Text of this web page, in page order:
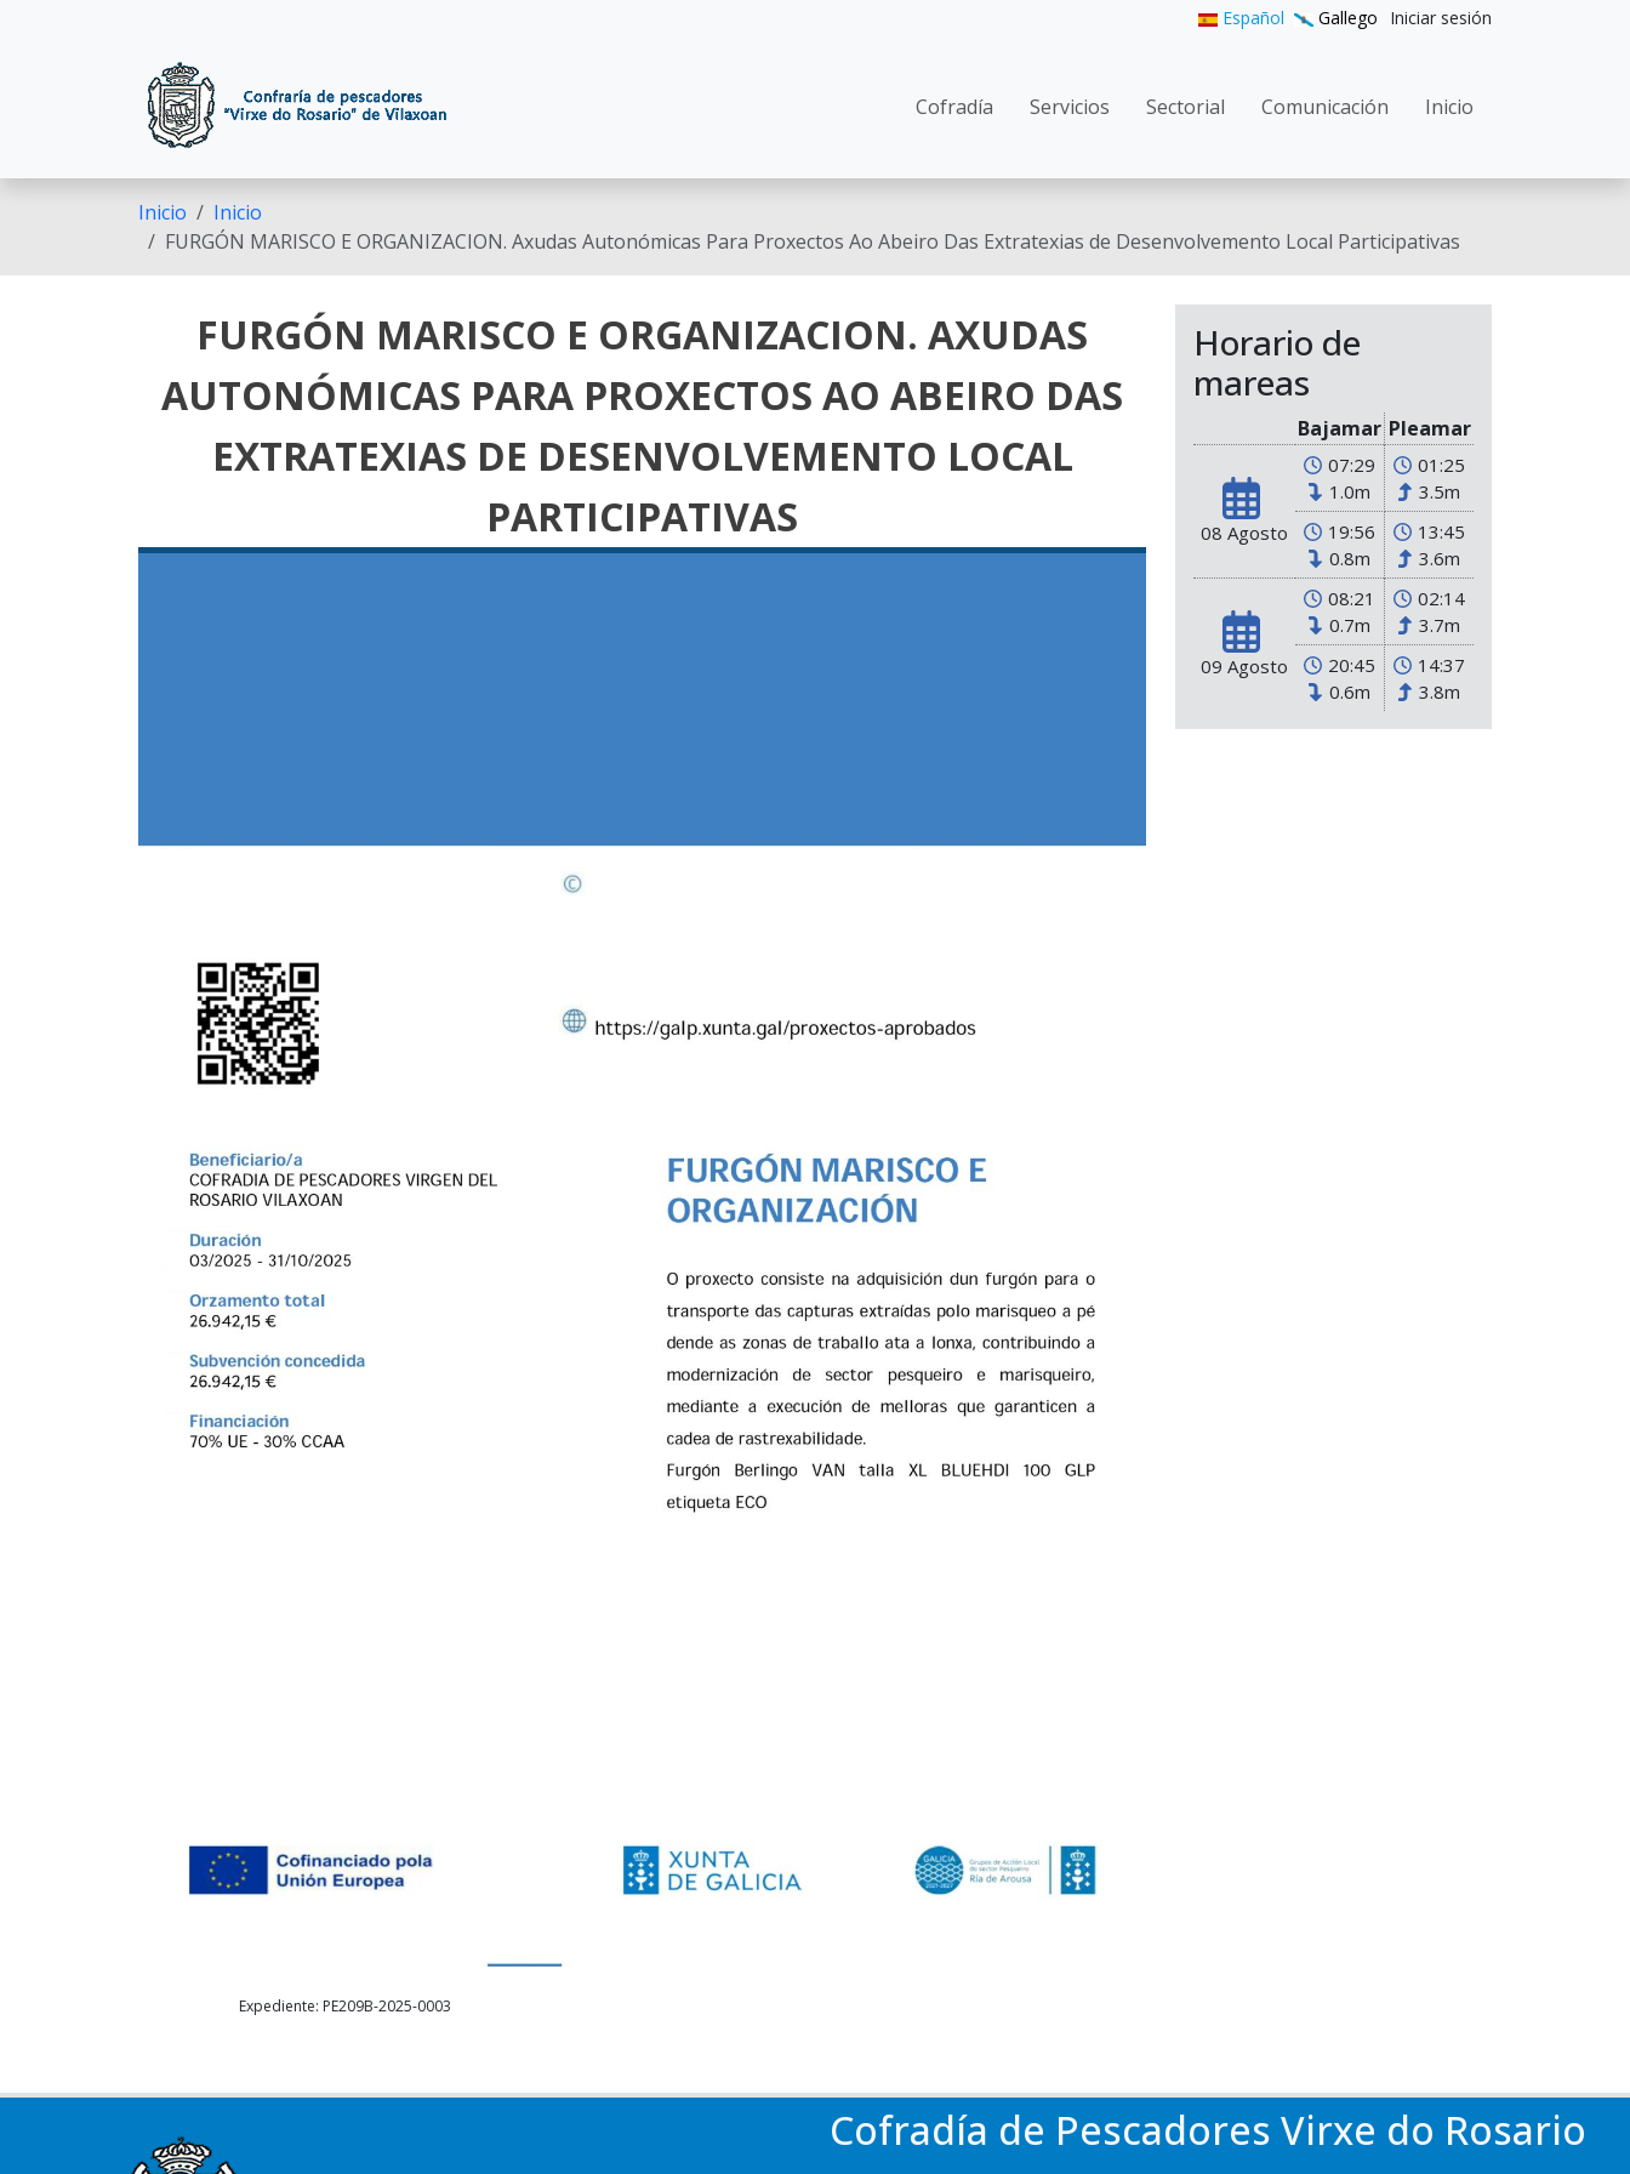
Español Gallego User
Iniciar sesión
Main navigation
Cofradía Servicios Sectorial Comunicación Inicio
Inicio
Inicio
FURGÓN MARISCO E ORGANIZACION. Axudas Autonómicas Para Proxectos Ao Abeiro Das Extratexias de Desenvolvemento Local Participativas
FURGÓN MARISCO E ORGANIZACION. AXUDAS
AUTONÓMICAS PARA PROXECTOS AO ABEIRO DAS
EXTRATEXIAS DE DESENVOLVEMENTO LOCAL
PARTICIPATIVAS
Expediente: PE209B-2025-0003
Horario de
mareas
Bajamar Pleamar
08 Agosto
07:29
1.0m
01:25
3.5m
19:56
0.8m
13:45
3.6m
09 Agosto
08:21
0.7m
02:14
3.7m
20:45
0.6m
14:37
3.8m
Cofradía de Pescadores Virxe do Rosario